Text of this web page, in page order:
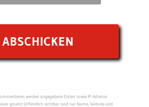
werden angegebene Daten sowie IP-Adresse
gesetzt (öffentlich sichtbar sind nur Name, Website und